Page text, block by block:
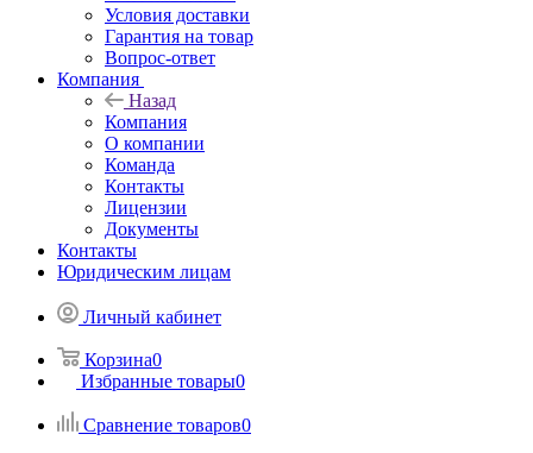
Условия доставки
Гарантия на товар
Вопрос-ответ
Компания
Назад
Компания
О компании
Команда
Контакты
Лицензии
Документы
Контакты
Юридическим лицам
Личный кабинет
Корзина0
Избранные товары0
Сравнение товаров0